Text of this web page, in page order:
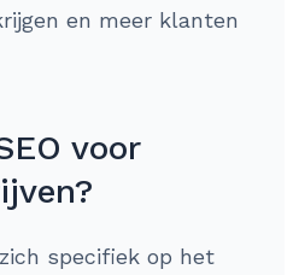
en meer klanten
voor
specifiek op het